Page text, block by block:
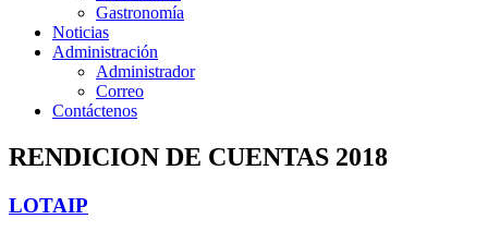
Gastronomía
Noticias
Administración
Administrador
Correo
Contáctenos
RENDICION DE CUENTAS 2018
LOTAIP